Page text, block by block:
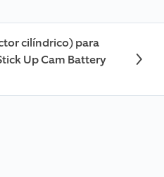
cilíndrico) para
Up Cam Battery